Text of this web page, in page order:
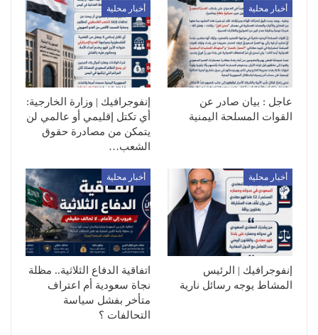
أخبار محلية
عاجل : بيان صادر عن
القوات المسلحة اليمنية
أخبار محلية
إنفوجرافيك | وزارة الخارجية:
أي تكتل إقليمي أو عالمي لن
يتمكن من مصادرة حقوق
الشعب…
أخبار محلية
إنفوجرافيك | الرئيس
المشاط يوجه رسائل نارية
أخبار محلية
اتفاقية الدفاع الثلاثية.. مظلة
نجاة سعودية أم اعتراف
متأخر بفشل سياسة
التحالفات ؟